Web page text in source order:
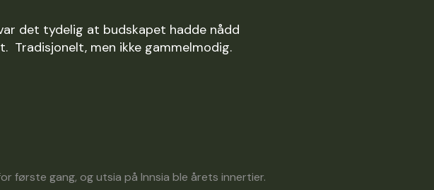
det tydelig at budskapet hadde nådd
men ikke gammelmodig.
første gang, og utsia på Innsia ble årets innertier.